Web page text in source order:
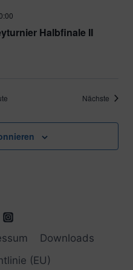
Halbfinale II
Nächste
Downloads
(EU)